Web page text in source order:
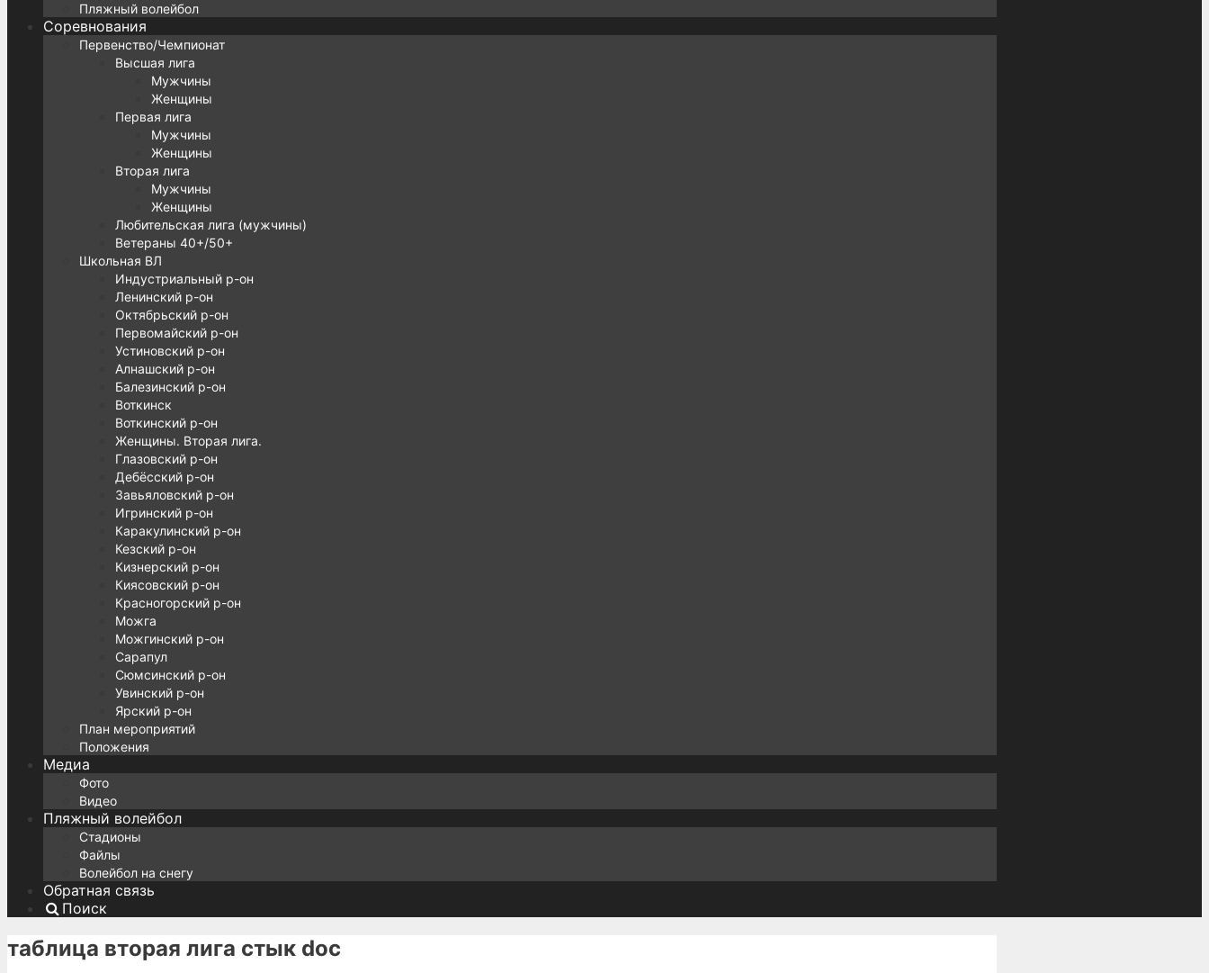
Пляжный волейбол
Соревнования
Первенство/Чемпионат
Высшая лига
Мужчины
Женщины
Первая лига
Мужчины
Женщины
Вторая лига
Мужчины
Женщины
Любительская лига (мужчины)
Ветераны 40+/50+
Школьная ВЛ
Индустриальный р-он
Ленинский р-он
Октябрьский р-он
Первомайский р-он
Устиновский р-он
Алнашский р-он
Балезинский р-он
Воткинск
Воткинский р-он
Женщины. Вторая лига.
Глазовский р-он
Дебёсский р-он
Завьяловский р-он
Игринский р-он
Каракулинский р-он
Кезский р-он
Кизнерский р-он
Киясовский р-он
Красногорский р-он
Можга
Можгинский р-он
Сарапул
Сюмсинский р-он
Увинский р-он
Ярский р-он
План мероприятий
Положения
Медиа
Фото
Видео
Пляжный волейбол
Стадионы
Файлы
Волейбол на снегу
Обратная связь
Поиск
таблица вторая лига стык doc